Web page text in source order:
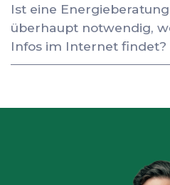
Ist eine
überhaupt notwendig,
Infos im Internet findet?